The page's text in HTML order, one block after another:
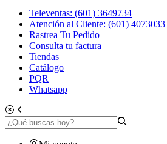
Televentas: (601) 3649734
Atención al Cliente: (601) 4073033
Rastrea Tu Pedido
Consulta tu factura
Tiendas
Catálogo
PQR
Whatsapp